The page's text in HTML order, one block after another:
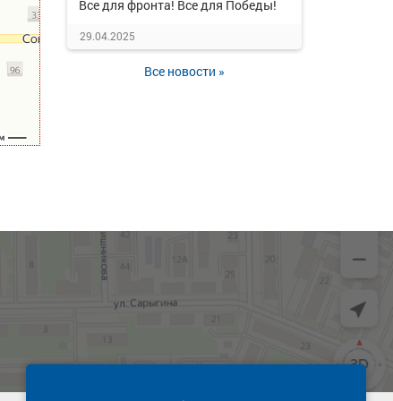
Все для фронта! Все для Победы!
29.04.2025
Все новости »